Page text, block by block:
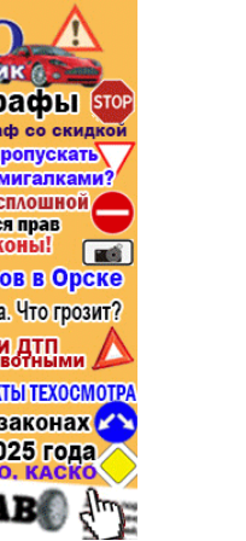
Телекоммуникации и связь
Торговля
Бизнес и финансы
Юристы, Экспертиза, Страхование
Ремонт
Социальные организации
Это интересно
Администрация